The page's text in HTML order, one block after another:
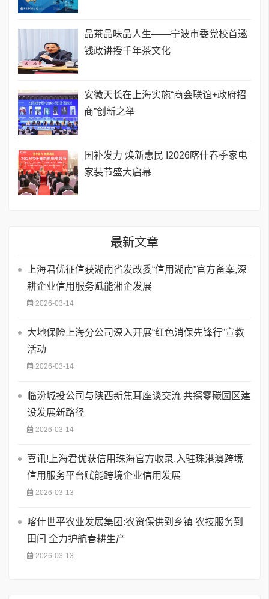
品茶品味品人生——宁波市委党校首邀
钱政讲授千年茶文化
安徽天长在上海实施“商会联谊+政府招
商”创新之举
国补发力 焕新惠民 I2026喀什春季家电
家装节盛大启幕
最新文章
上海君优征信获湖南省发改委“信用湖南”官方备案,深
耕企业信用服务赋能湘企发展
2026-03-14
大地保险上海分公司深入开展“红色消保先锋行”宣教
活动
2026-03-14
临汾城投公司与陕西新焦耳座谈交流 共探零碳园区建
设发展新路径
2026-03-14
喜讯!上海君优获信用珠海官方收录,入驻珠港澳跨境
信用服务平台赋能跨境企业信用发展
2026-03-13
喀什世平农业发展集团:农资保供到乡镇 农技服务到
田间 全力护航春耕生产
2026-03-13